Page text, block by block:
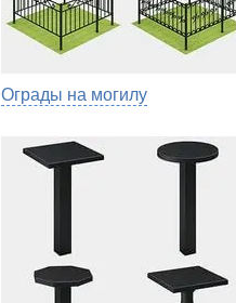
Ограды на могилу